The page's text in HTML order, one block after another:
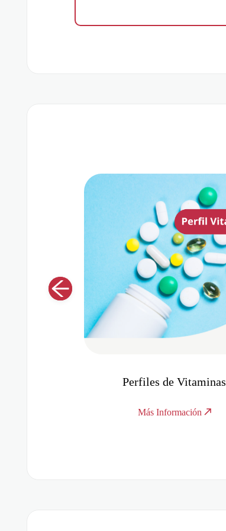
Perfil Cardiovascular
Más Información